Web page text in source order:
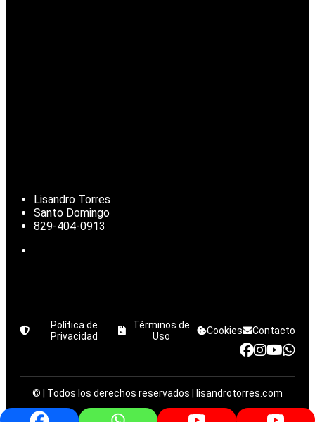
Lisandro Torres
Santo Domingo
829-404-0913
Política de
Privacidad
Términos de
Uso
Cookies Contacto
© | Todos los derechos reservados | lisandrotorres.com